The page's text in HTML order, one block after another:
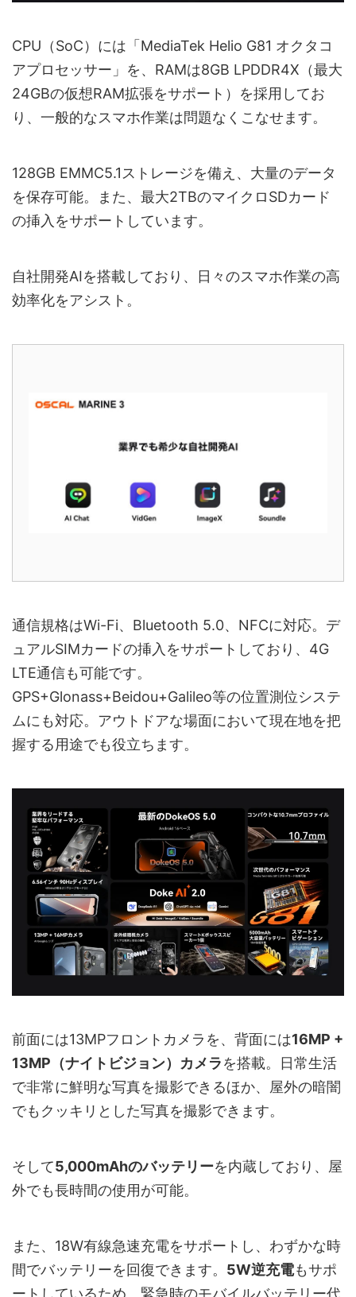
CPU（SoC）には「MediaTek Helio G81 オクタコ
アプロセッサー」を、RAMは8GB LPDDR4X（最大
24GBの仮想RAM拡張をサポート）を採用してお
り、一般的なスマホ作業は問題なくこなせます。
128GB EMMC5.1ストレージを備え、大量のデータ
を保存可能。また、最大2TBのマイクロSDカード
の挿入をサポートしています。
自社開発AIを搭載しており、日々のスマホ作業の高
効率化をアシスト。
通信規格はWi-Fi、Bluetooth 5.0、NFCに対応。デ
ュアルSIMカードの挿入をサポートしており、4G
LTE通信も可能です。
GPS+Glonass+Beidou+Galileo等の位置測位システ
ムにも対応。アウトドアな場面において現在地を把
握する用途でも役立ちます。
前面には13MPフロントカメラを、背面には16MP +
13MP（ナイトビジョン）カメラを搭載。日常生活
で非常に鮮明な写真を撮影できるほか、屋外の暗闇
でもクッキリとした写真を撮影できます。
そして5,000mAhのバッテリーを内蔵しており、屋
外でも長時間の使用が可能。
また、18W有線急速充電をサポートし、わずかな時
間でバッテリーを回復できます。 5W逆充電もサポ
ートしているため、緊急時のモバイルバッテリー代